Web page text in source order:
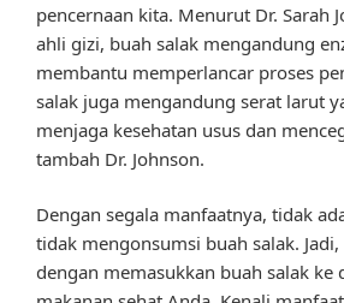
pencernaan kita. Menurut Dr. Sarah
ahli gizi, buah salak mengandung
membantu memperlancar proses
salak juga mengandung serat larut
menjaga kesehatan usus dan
tambah Dr. Johnson.
Dengan segala manfaatnya, tidak
tidak mengonsumsi buah salak.
dengan memasukkan buah salak ke